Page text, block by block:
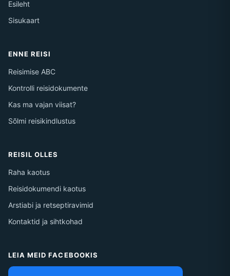
Esileht
Sisukaart
ENNE REISI
Reisimise ABC
Kontrolli reisidokumente
Kas ma vajan viisat?
Sõlmi reisikindlustus
REISIL OLLES
Raha kaotus
Reisidokumendi kaotus
Arstiabi ja retseptiravimid
Kontaktid ja sihtkohad
LEIA MEID FACEBOOKIS